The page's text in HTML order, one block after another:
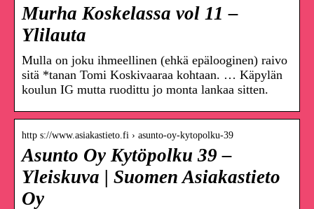
Murha Koskelassa vol 11 –
Ylilauta
Mulla on joku ihmeellinen (ehkä epälooginen) raivo
sitä *tanan Tomi Koskivaaraa kohtaan. … Käpylän
koulun IG mutta ruodittu jo monta lankaa sitten.
http s://www.asiakastieto.fi › asunto-oy-kytopolku-39
Asunto Oy Kytöpolku 39 –
Yleiskuva | Suomen Asiakastieto
Oy